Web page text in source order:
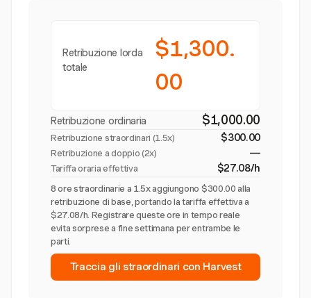
Retribuzione lorda
totale
$1,300.
00
Retribuzione ordinaria $1,000.00
Retribuzione straordinari (1.5x) $300.00
Retribuzione a doppio (2x) —
Tariffa oraria effettiva $27.08/h
8 ore straordinarie a 1.5x aggiungono $300.00 alla
retribuzione di base, portando la tariffa effettiva a
$27.08/h. Registrare queste ore in tempo reale
evita sorprese a fine settimana per entrambe le
parti.
Traccia gli straordinari con Harvest